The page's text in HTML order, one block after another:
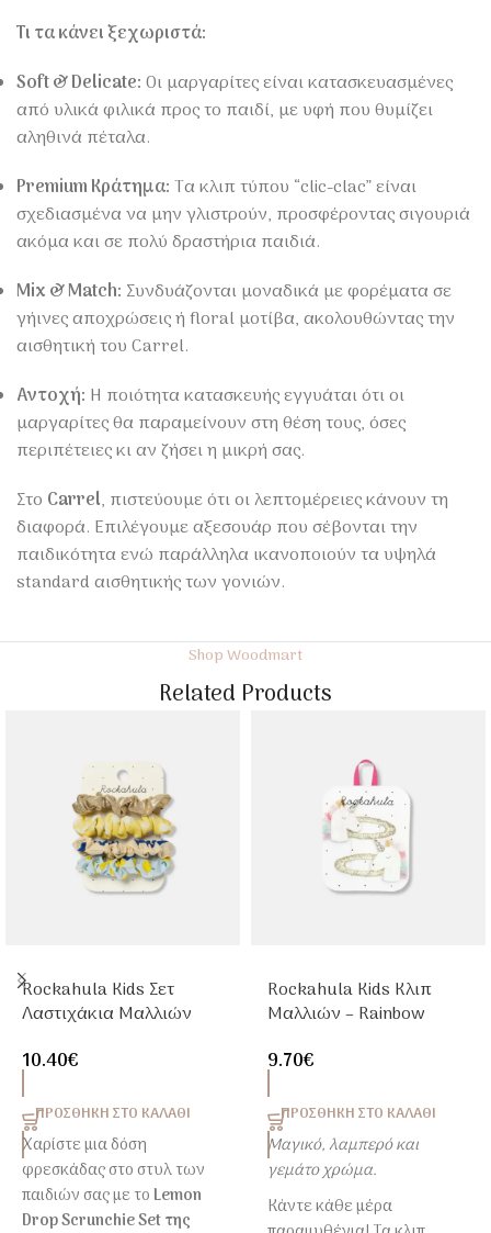
Τι τα κάνει ξεχωριστά:
Soft & Delicate:Οι μαργαρίτες είναι κατασκευασμένες
από υλικά φιλικά προς το παιδί, με υφή που θυμίζει
αληθινά πέταλα.
Premium Κράτημα:Τα κλιπ τύπου “clic-clac” είναι
σχεδιασμένα να μην γλιστρούν, προσφέροντας σιγουριά
ακόμα και σε πολύ δραστήρια παιδιά.
Mix & Match: Συνδυάζονται μοναδικά με φορέματα σε
γήινες αποχρώσεις ή floral μοτίβα, ακολουθώντας την
αισθητική του Carrel.
Αντοχή: Η ποιότητα κατασκευής εγγυάται ότι οι
μαργαρίτες θα παραμείνουν στη θέση τους, όσες
περιπέτειες κι αν ζήσει η μικρή σας.
Στο Carrel, πιστεύουμε ότι οι λεπτομέρειες κάνουν τη
διαφορά. Επιλέγουμε αξεσουάρ που σέβονται την
παιδικότητα ενώ παράλληλα ικανοποιούν τα υψηλά
standard αισθητικής των γονιών.
Shop Woodmart
Related Products
Rockahula Kids Σετ
Λαστιχάκια Μαλλιών
Carrel
10.40€
ΠΡΟΣΘΉΚΗ ΣΤΟ ΚΑΛΆΘΙ
Χαρίστε μια δόση
φρεσκάδας στο στυλ των
παιδιών σας με το Lemon
Drop Scrunchie Set της
Rockahula Kids Κλιπ
Μαλλιών – Rainbow
9.70€
ΠΡΟΣΘΉΚΗ ΣΤΟ ΚΑΛΆΘΙ
Μαγικό, λαμπερό και
γεμάτο χρώμα.
Κάντε κάθε μέρα